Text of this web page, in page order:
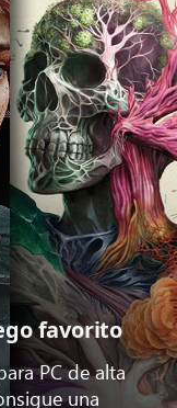
favorito
PC de alta
una